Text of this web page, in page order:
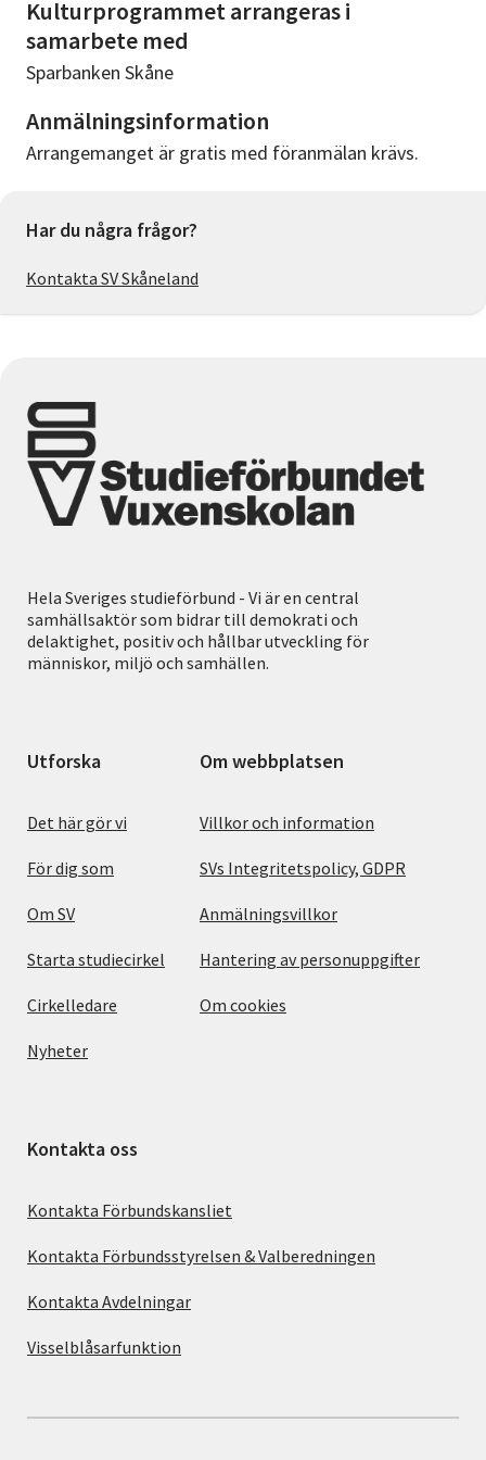
Kulturprogrammet arrangeras i
samarbete med
Sparbanken Skåne
Anmälningsinformation
Arrangemanget är gratis med föranmälan krävs.
Har du några frågor?
Kontakta SV Skåneland
Hela Sveriges studieförbund - Vi är en central
samhällsaktör som bidrar till demokrati och
delaktighet, positiv och hållbar utveckling för
människor, miljö och samhällen.
Utforska
Det här gör vi
För dig som
Om SV
Starta studiecirkel
Cirkelledare
Nyheter
Om webbplatsen
Villkor och information
SVs Integritetspolicy, GDPR
Anmälningsvillkor
Hantering av personuppgifter
Om cookies
Kontakta oss
Kontakta Förbundskansliet
Kontakta Förbundsstyrelsen & Valberedningen
Kontakta Avdelningar
Visselblåsarfunktion